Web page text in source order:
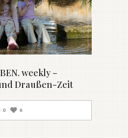
weekly –
Draußen-Zeit
0 6